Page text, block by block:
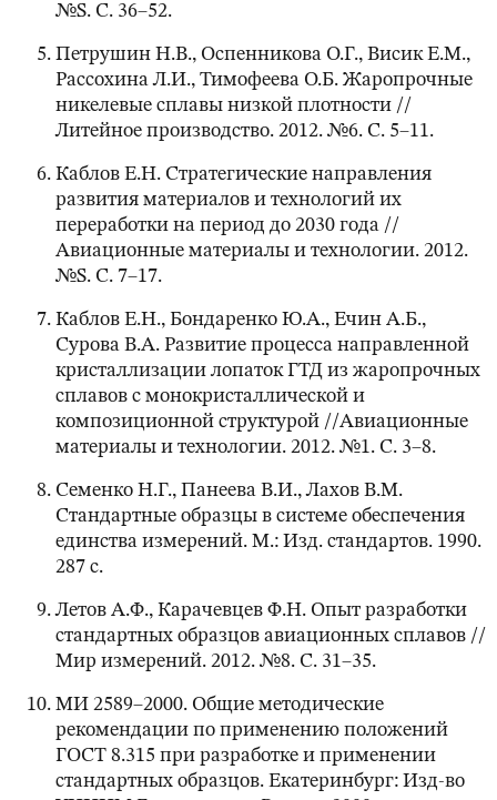
№S. С. 36–52.
Петрушин Н.В., Оспенникова О.Г., Висик Е.М.,
Рассохина Л.И., Тимофеева О.Б. Жаропрочные
никелевые сплавы низкой плотности //
Литейное производство. 2012. №6. С. 5–11.
Каблов Е.Н. Стратегические направления
развития материалов и технологий их
переработки на период до 2030 года //
Авиационные материалы и технологии. 2012.
№S. С. 7–17.
Каблов Е.Н., Бондаренко Ю.А., Ечин А.Б.,
Сурова В.А. Развитие процесса направленной
кристаллизации лопаток ГТД из жаропрочных
сплавов с монокристаллической и
композиционной структурой //Авиационные
материалы и технологии. 2012. №1. С. 3–8.
Семенко Н.Г., Панеева В.И., Лахов В.М.
Стандартные образцы в системе обеспечения
единства измерений. М.: Изд. стандартов. 1990.
287 с.
Летов А.Ф., Карачевцев Ф.Н. Опыт разработки
стандартных образцов авиационных сплавов //
Мир измерений. 2012. №8. С. 31–35.
МИ 2589–2000. Общие методические
рекомендации по применению положений
ГОСТ 8.315 при разработке и применении
стандартных образцов. Екатеринбург: Изд-во